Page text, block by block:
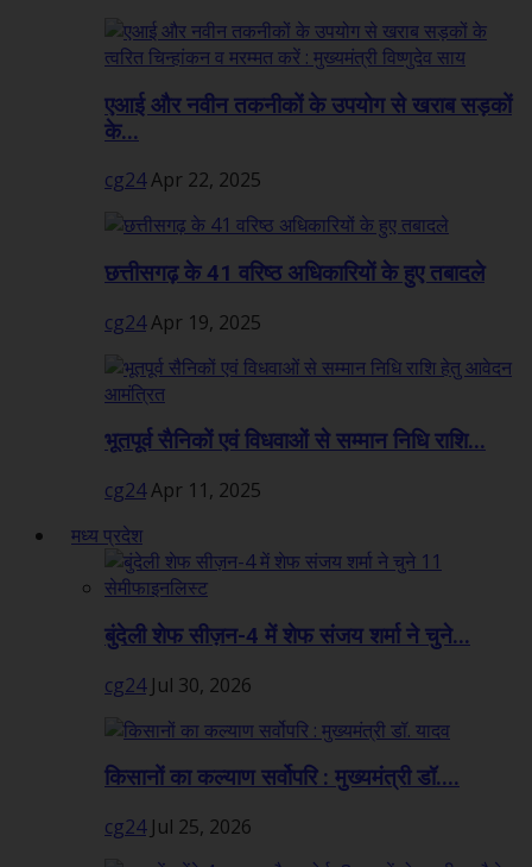
एआई और नवीन तकनीकों के उपयोग से खराब सड़कों
के...
cg24Apr 22, 2025
छत्तीसगढ़ के 41 वरिष्ठ अधिकारियों के हुए तबादले
cg24Apr 19, 2025
भूतपूर्व सैनिकों एवं विधवाओं से सम्मान निधि राशि...
cg24Apr 11, 2025
मध्य प्रदेश
बुंदेली शेफ सीज़न-4 में शेफ संजय शर्मा ने चुने...
cg24 Jul 30, 2026
किसानों का कल्याण सर्वोपरि : मुख्यमंत्री डॉ....
cg24 Jul 25, 2026